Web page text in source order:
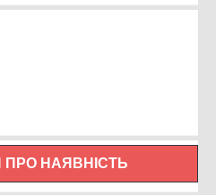
ПРО НАЯВНІСТЬ